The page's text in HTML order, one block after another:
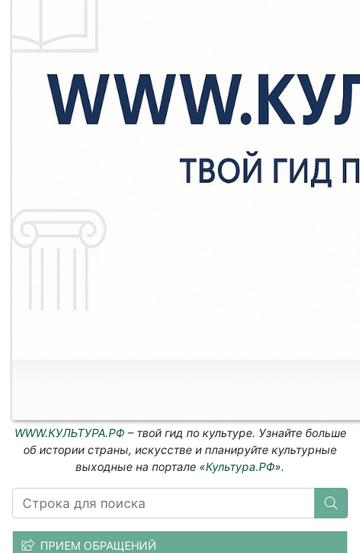
WWW.КУЛЬТУРА.РФ– твой гид по культуре. Узнайте больше
об истории страны, искусстве и планируйте культурные
выходные на портале «Культура.РФ».
ПРИЕМ ОБРАЩЕНИЙ